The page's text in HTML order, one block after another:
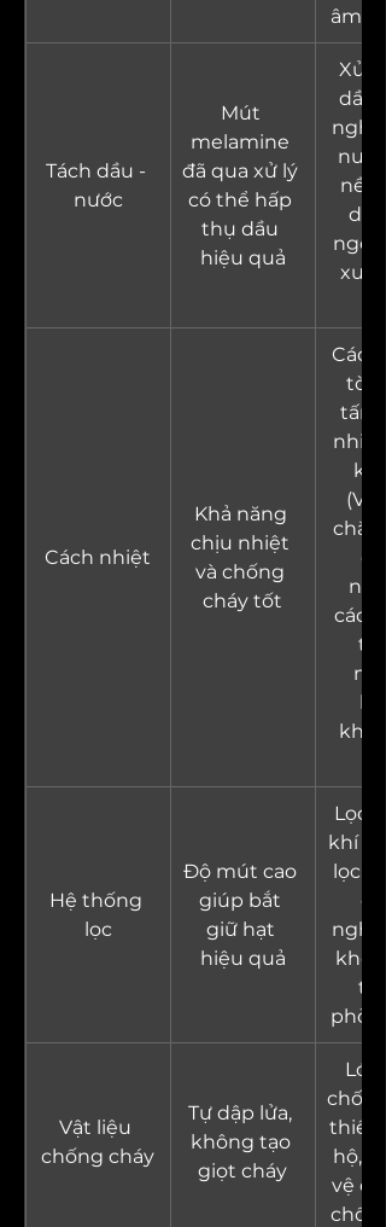
âm
Tách dầu -
nước
Mút
melamine
đã qua xử lý
có thể hấp
thụ dầu
hiệu quả
Xử
dầu
nền
Cách nhiệt
Khả năng
chịu nhiệt
và chống
cháy tốt
Cách
tòa
tấm
nhiệt
chắn
cách
Hệ thống
lọc
Độ mút cao
giúp bắt
giữ hạt
hiệu quả
Lọc
khí và
lọc
Vật liệu
chống cháy
Tự dập lửa,
không tạo
giọt cháy
Lớp
thiết
hộ,
vệ